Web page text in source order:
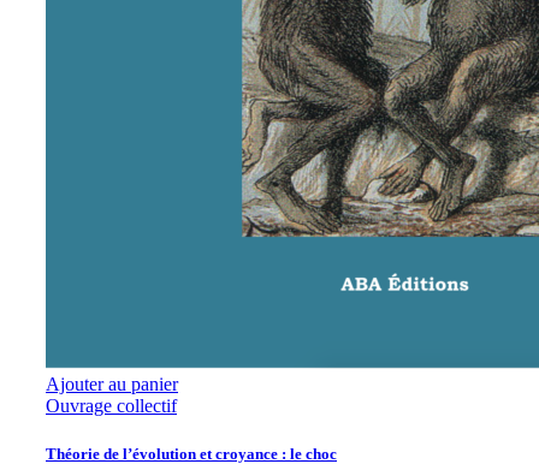
Ajouter au panier
Ouvrage collectif
Théorie de l’évolution et croyance : le choc